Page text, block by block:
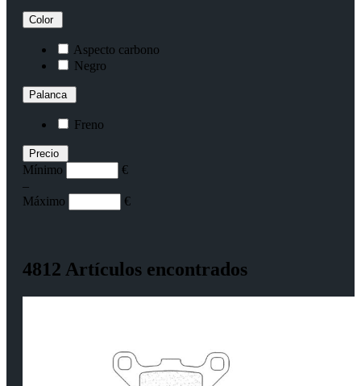
Color
Aspecto carbono
Negro
Palanca
Freno
Precio
Mínimo
€
–
Máximo
€
4812 Artículos encontrados